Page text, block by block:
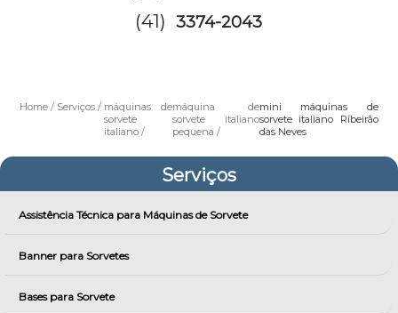
(41) 3374-2043
Home Serviços
máquinas de
sorvete
italiano
máquina de
sorvete italiano
pequena
mini máquinas de
sorvete italiano Ribeirão
das Neves
Serviços
Assistência Técnica para Máquinas de Sorvete
Banner para Sorvetes
Bases para Sorvete